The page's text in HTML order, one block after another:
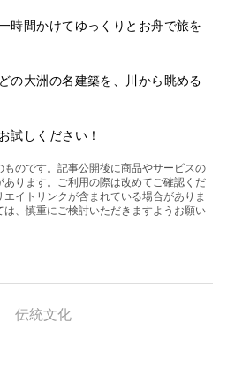
時間かけてゆっくりとお舟で旅を
の大洲の名建築を、川から眺める
試しください！
のです。記事公開後に商品やサービスの
ります。ご利用の際は改めてご確認くだ
イトリンクが含まれている場合がありま
、慎重にご検討いただきますようお願い
伝統文化